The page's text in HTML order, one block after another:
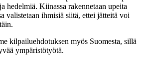
hedelmiä. Kiinassa rakennetaan upeita
valistetaan ihmisiä siitä, ettei jätteitä voi
kilpailuehdotuksen myös Suomesta, sillä
ympäristötyötä.